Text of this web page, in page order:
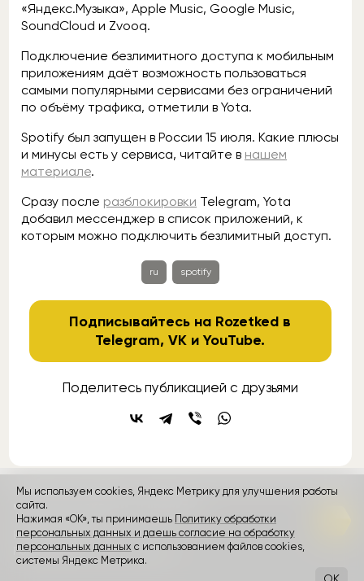
«Яндекс.Музыка», Apple Music, Google Music,
SoundCloud и Zvooq.
Подключение безлимитного доступа к мобильным
приложениям даёт возможность пользоваться
самыми популярными сервисами без ограничений
по объёму трафика, отметили в Yota.
Spotify был запущен в России 15 июля. Какие плюсы
и минусы есть у сервиса, читайте в нашем
материале.
Сразу после разблокировки Telegram, Yota
добавил мессенджер в список приложений, к
которым можно подключить безлимитный доступ.
ru spotify
Подписывайтесь на Rozetked в
Telegram,VK иYouTube.
Поделитесь публикацией с друзьями
контакты
Rozetked © 2026
Пользовательское соглашение
Мы используем cookies, Яндекс Метрику для улучшения работы
сайта.
Нажимая «ОК», ты принимаешь Политику обработки
персональных данных и даешь согласие на обработку
персональных данных с использованием файлов cookies,
системы Яндекс Метрика.